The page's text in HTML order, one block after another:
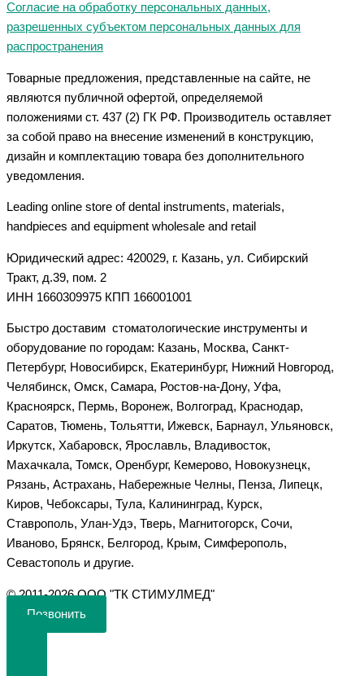
Согласие на обработку персональных данных,
разрешенных субъектом персональных данных для
распространения
Товарные предложения, представленные на сайте, не
являются публичной офертой, определяемой
положениями ст. 437 (2) ГК РФ. Производитель оставляет
за собой право на внесение изменений в конструкцию,
дизайн и комплектацию товара без дополнительного
уведомления.
Leading online store of dental instruments, materials,
handpieces and equipment wholesale and retail
Юридический адрес: 420029, г. Казань, ул. Сибирский
Тракт, д.39, пом. 2
ИНН 1660309975 КПП 166001001
Быстро доставим стоматологические инструменты и
оборудование по городам: Казань, Москва, Санкт-
Петербург, Новосибирск, Екатеринбург, Нижний Новгород,
Челябинск, Омск, Самара, Ростов-на-Дону, Уфа,
Красноярск, Пермь, Воронеж, Волгоград, Краснодар,
Саратов, Тюмень, Тольятти, Ижевск, Барнаул, Ульяновск,
Иркутск, Хабаровск, Ярославль, Владивосток,
Махачкала, Томск, Оренбург, Кемерово, Новокузнецк,
Рязань, Астрахань, Набережные Челны, Пенза, Липецк,
Киров, Чебоксары, Тула, Калининград, Курск,
Ставрополь, Улан-Удэ, Тверь, Магнитогорск, Сочи,
Иваново, Брянск, Белгород, Крым, Симферополь,
Севастополь и другие.
©️ 2011-2026 ООО "ТК СТИМУЛМЕД"
Позвонить